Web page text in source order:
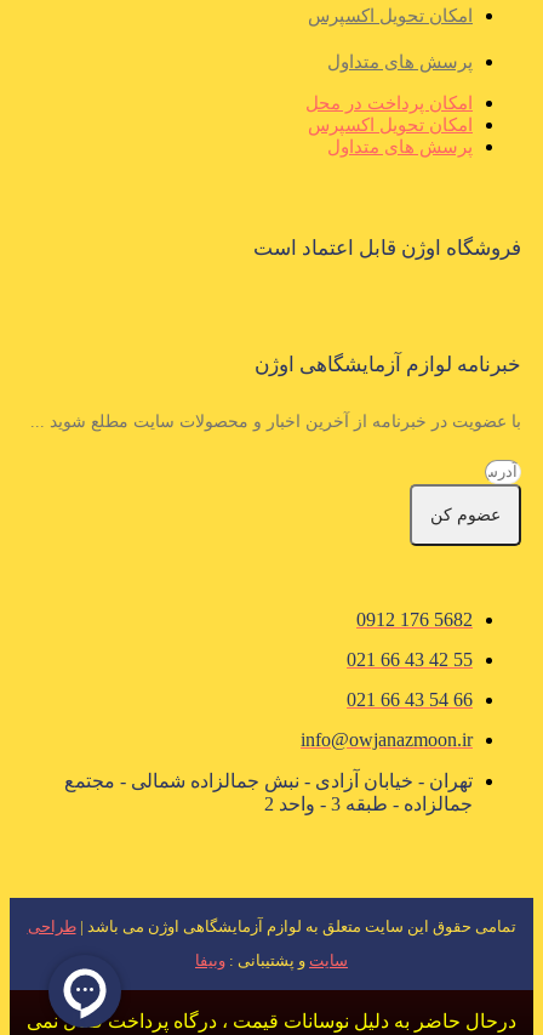
امکان تحویل اکسپرس
پرسش های متداول
امکان پرداخت در محل
امکان تحویل اکسپرس
پرسش های متداول
فروشگاه اوژن قابل اعتماد است
خبرنامه لوازم آزمایشگاهی اوژن
با عضویت در خبرنامه از آخرین اخبار و محصولات سایت مطلع شوید ...
عضوم کن
5682 176 0912
55 42 43 66 021
66 54 43 66 021
info@owjanazmoon.ir
تهران - خیابان آزادی - نبش جمالزاده شمالی - مجتمع
جمالزاده - طبقه 3 - واحد 2
تمامی حقوق این سایت متعلق به لوازم آزمایشگاهی اوژن می باشد |طراحی
سایت و پشتیبانی : وبیفا
درحال حاضر به دلیل نوسانات قیمت ، درگاه پرداخت فعال نمی